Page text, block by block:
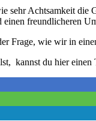
sehr Achtsamkeit die
freundlicheren
Frage, wie wir in
kannst du hier einen